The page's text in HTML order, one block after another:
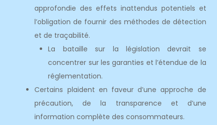
approfondie des effets inattendus potentiels et
l’obligation de fournir des méthodes de détection
et de traçabilité.
La bataille sur la législation devrait se
concentrer sur les garanties et l’étendue de la
réglementation.
Certains plaident en faveur d’une approche de
précaution, de la transparence et d’une
information complète des consommateurs.